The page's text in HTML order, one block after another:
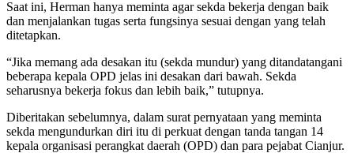
Saat ini, Herman hanya meminta agar sekda bekerja dengan baik
dan menjalankan tugas serta fungsinya sesuai dengan yang telah
ditetapkan.
“Jika memang ada desakan itu (sekda mundur) yang ditandatangani
beberapa kepala OPD jelas ini desakan dari bawah. Sekda
seharusnya bekerja fokus dan lebih baik,” tutupnya.
Diberitakan sebelumnya, dalam surat pernyataan yang meminta
sekda mengundurkan diri itu di perkuat dengan tanda tangan 14
kepala organisasi perangkat daerah (OPD) dan para pejabat Cianjur.